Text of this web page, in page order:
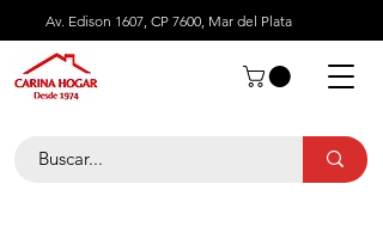
Av. Edison 1607, CP 7600, Mar del Plata